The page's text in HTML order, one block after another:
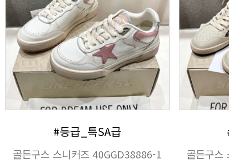
#등급_특SA급
골든구스 스니커즈 40GGD38886-1 골든구스